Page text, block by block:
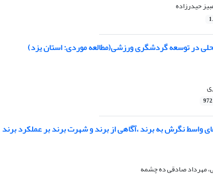
حیدرزاده
در توسعه گردشگری ورزشی(مطالعه موردی: استان یزد)
واسط نگرش به برند ،آگاهی از برند و شهرت برند بر عملکرد برند
مهرداد صادقی ده چشمه